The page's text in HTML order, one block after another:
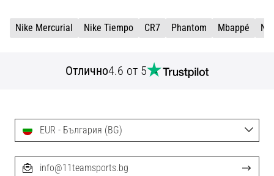
Nike Mercurial Nike Tiempo CR7 Phantom Mbappé
Отлично4.6 от 5
EUR - България (BG)
info@11teamsports.bg